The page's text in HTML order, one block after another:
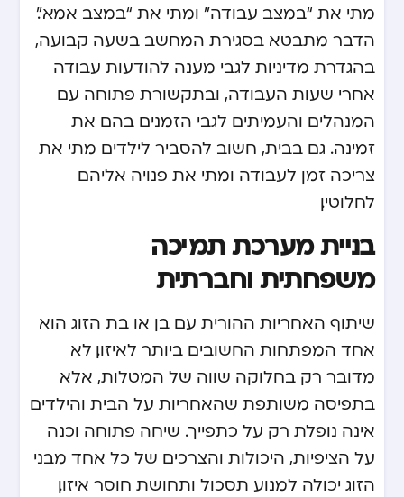
מתי את “במצב עבודה” ומתי את “במצב אמא”.
הדבר מתבטא בסגירת המחשב בשעה קבועה,
בהגדרת מדיניות לגבי מענה להודעות עבודה
אחרי שעות העבודה, ובתקשורת פתוחה עם
המנהלים והעמיתים לגבי הזמנים בהם את
זמינה. גם בבית, חשוב להסביר לילדים מתי את
צריכה זמן לעבודה ומתי את פנויה אליהם
לחלוטין.
בניית מערכת תמיכה
משפחתית וחברתית
שיתוף האחריות ההורית עם בן או בת הזוג הוא
אחד המפתחות החשובים ביותר לאיזון. לא
מדובר רק בחלוקה שווה של המטלות, אלא
בתפיסה משותפת שהאחריות על הבית והילדים
אינה נופלת רק על כתפייך. שיחה פתוחה וכנה
על הציפיות, היכולות והצרכים של כל אחד מבני
הזוג יכולה למנוע תסכול ותחושת חוסר איזון.